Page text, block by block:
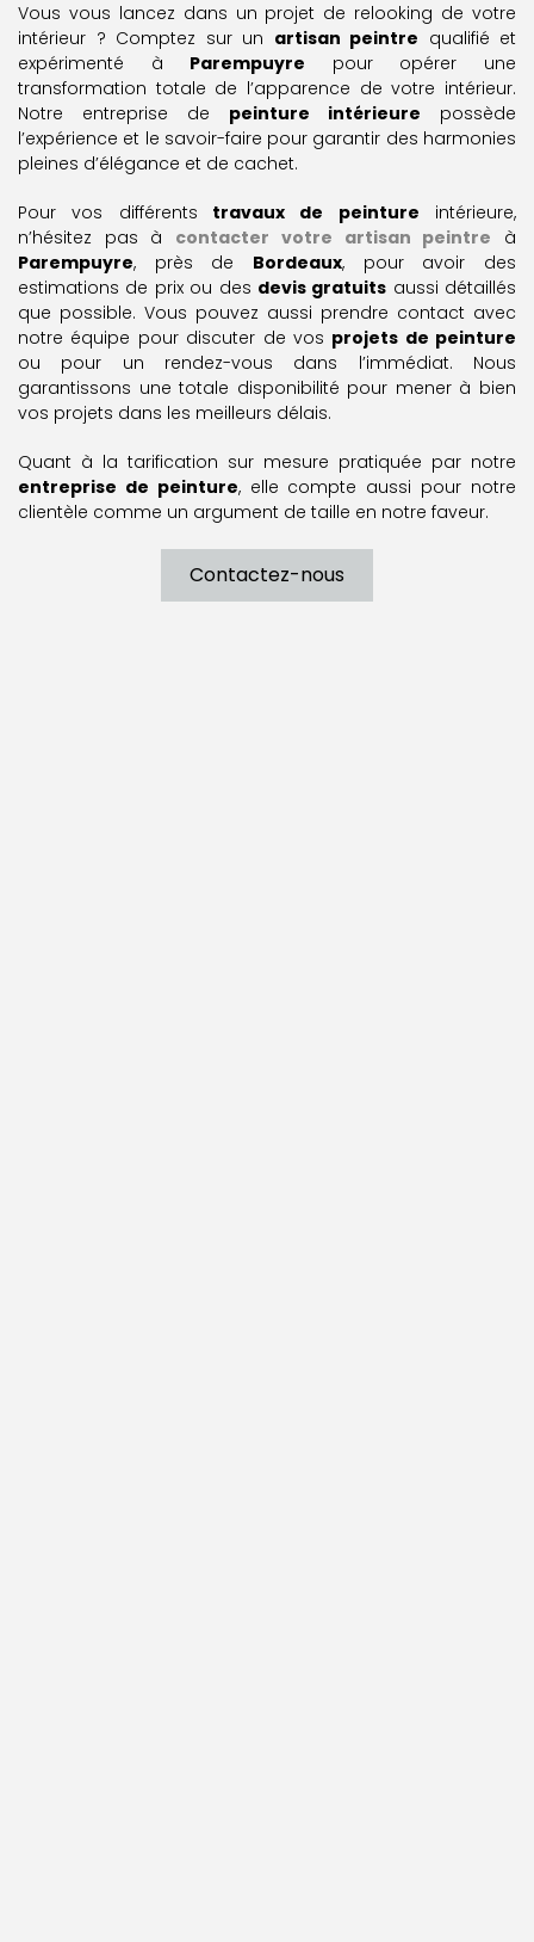
Vous vous lancez dans un projet de relooking de votre
intérieur ? Comptez sur un artisan peintre qualifié et
expérimenté à Parempuyre pour opérer une
transformation totale de l’apparence de votre intérieur.
Notre entreprise de peinture intérieure possède
l’expérience et le savoir-faire pour garantir des harmonies
pleines d’élégance et de cachet.
Pour vos différents travaux de peinture intérieure,
n’hésitez pas à contacter votre artisan peintre à
Parempuyre, près de Bordeaux, pour avoir des
estimations de prix ou des devis gratuits aussi détaillés
que possible. Vous pouvez aussi prendre contact avec
notre équipe pour discuter de vos projets de peinture
ou pour un rendez-vous dans l’immédiat. Nous
garantissons une totale disponibilité pour mener à bien
vos projets dans les meilleurs délais.
Quant à la tarification sur mesure pratiquée par notre
entreprise de peinture, elle compte aussi pour notre
clientèle comme un argument de taille en notre faveur.
Contactez-nous